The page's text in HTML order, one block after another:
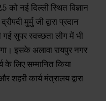
नई दिल्ली स्थित विज्ञान
मुर्मु जी द्वारा प्रदान
सुपर स्वच्छता लीग में भी
इसके अलावा रायपुर नगर
के लिए सम्मानित किया
कार्य मंत्रालय द्वारा